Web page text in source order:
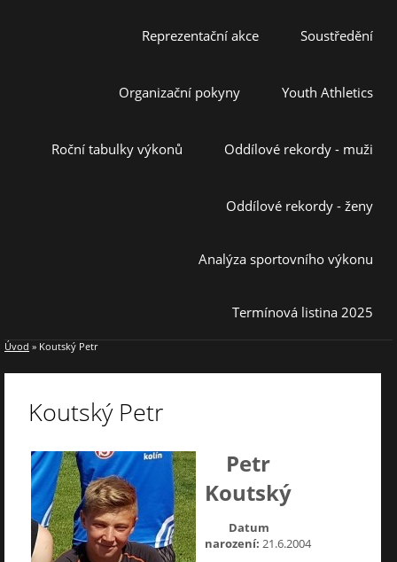
Reprezentační akce Soustředění
Organizační pokyny Youth Athletics
Roční tabulky výkonů Oddílové rekordy - muži
Oddílové rekordy - ženy
Analýza sportovního výkonu
Termínová listina 2025
Úvod » Koutský Petr
Koutský Petr
Petr
Koutský
Datum
narození: 21.6.2004